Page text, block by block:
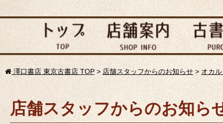
澤口書店 東京古書店 TOP > 店舗スタッフからのお知らせ> オカ
店舗スタッフからのお知ら